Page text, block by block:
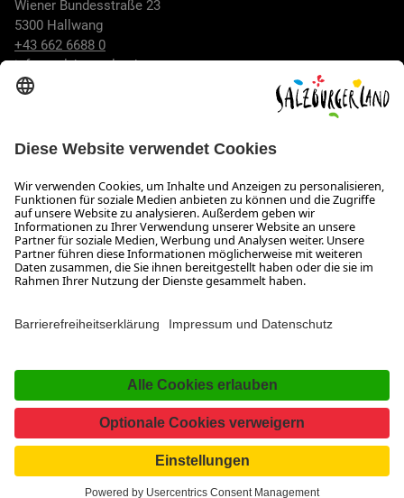
Wiener Bundesstraße 23
5300 Hallwang
+43 662 6688 0
info@salzburgerland.com
Wir freuen uns auf Ihre Anfrage!
Gerne stehen wir Ihnen von Montag bis Donnerstag von 08:00
bis 17:30 Uhr und am Freitag von 08:00 bis 17:00 Uhr zur
Verfügung.
Das Unternehmen Jobs Meeting- und Kongresslocations
FacebookYouTubeSalzburgerLand
Magazin
Instagram
TikTokPinterestLinkedIn